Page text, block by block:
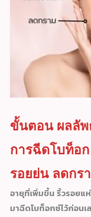
ขั้นตอน ผลลัพ
การฉีดโบท็อก
รอยย่น ลดกร
อายุที่เพิ่มขึ้น ริ้วรอยแ
มาฉีดโบท็อกซ์ไว้ก่อนเ